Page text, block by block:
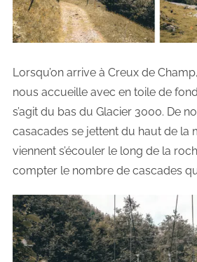
Lorsqu’on arrive à Creux de
nous accueille avec en toile de
s’agit du bas du Glacier 3000. De
casacades se jettent du haut de la
viennent s’écouler le long de la
compter le nombre de cascades